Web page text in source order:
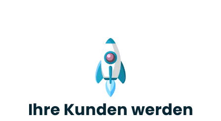
Ihre Kunden werden